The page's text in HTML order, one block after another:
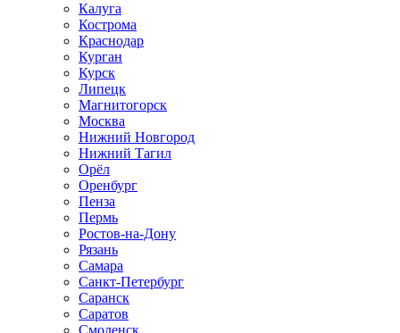
Калуга
Кострома
Краснодар
Курган
Курск
Липецк
Магнитогорск
Москва
Нижний Новгород
Нижний Тагил
Орёл
Оренбург
Пенза
Пермь
Ростов‑на‑Дону
Рязань
Самара
Санкт‑Петербург
Саранск
Саратов
Смоленск